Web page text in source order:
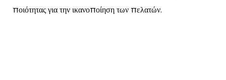
ποιότητας για την ικανοποίηση των πελατών.